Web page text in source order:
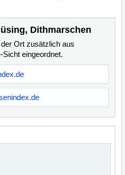
Dithmarschen
Ort zusätzlich aus
eingeordnet.